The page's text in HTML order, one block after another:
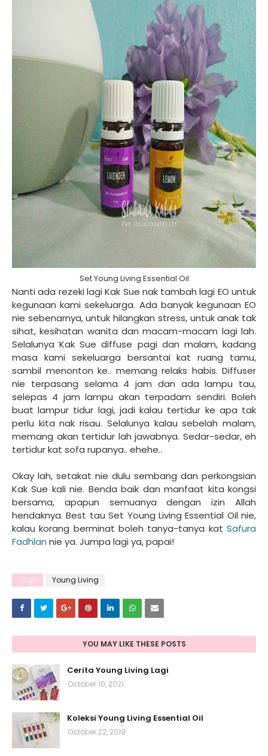
Set Young Living Essential Oil
Nanti ada rezeki lagi Kak Sue nak tambah lagi EO untuk
kegunaan kami sekeluarga. Ada banyak kegunaan EO
nie sebenarnya, untuk hilangkan stress, untuk anak tak
sihat, kesihatan wanita dan macam-macam lagi lah.
Selalunya Kak Sue diffuse pagi dan malam, kadang
masa kami sekeluarga bersantai kat ruang tamu,
sambil menonton ke.. memang relaks habis. Diffuser
nie terpasang selama 4 jam dan ada lampu tau,
selepas 4 jam lampu akan terpadam sendiri. Boleh
buat lampur tidur lagi, jadi kalau tertidur ke apa tak
perlu kita nak risau. Selalunya kalau sebelah malam,
memang akan tertidur lah jawabnya. Sedar-sedar, eh
tertidur kat sofa rupanya.. ehehe..
Okay lah, setakat nie dulu sembang dan perkongsian
Kak Sue kali nie. Benda baik dan manfaat kita kongsi
bersama, apapun semuanya dengan izin Allah
hendaknya. Best tau Set Young Living Essential Oil nie,
kalau korang berminat boleh tanya-tanya kat Safura
Fadhlan nie ya. Jumpa lagi ya, papai!
Tags Young Living
YOU MAY LIKE THESE POSTS
Cerita Young Living Lagi
October 10, 2021
Koleksi Young Living Essential Oil
October 22, 2019